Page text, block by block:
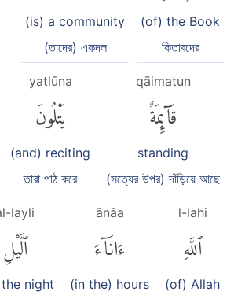
(of) the Book
কিতাবদের
(is) a community
(তাদের) একদল
qāimatun
قَآئِمَةٌ
standing
(সত্যের উপর) দাঁড়িয়ে আছে
yatlūna
يَتْلُونَ
(and) reciting
তারা পাঠ করে
l-lahi
ٱللَّهِ
(of) Allah
ānāa
ءَانَآءَ
(in the) hours
layli
ٱلَّيْلِ
night